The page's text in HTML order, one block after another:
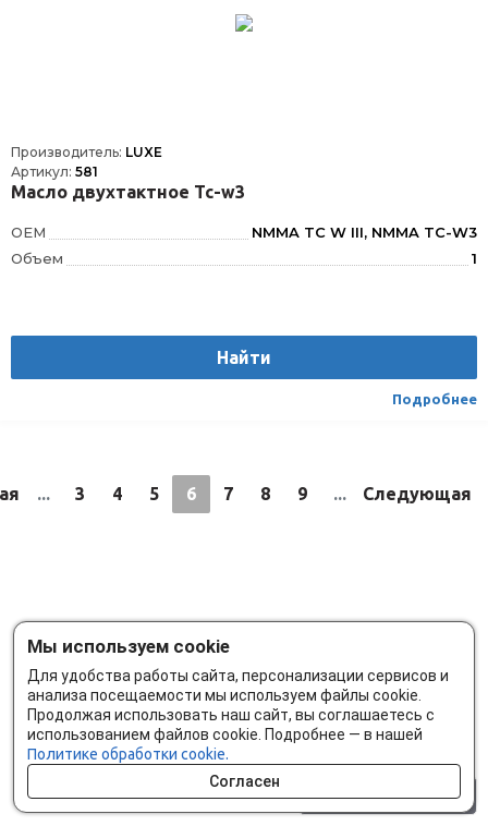
Производитель: LUXE
Артикул: 581
Масло двухтактное Tc-w3
OEM
NMMA TC W III, NMMA TC-W3
Объем
1
Найти
Подробнее
... 3 4 5 6 7 8 9 ... Следующая
Мы используем cookie
Для удобства работы сайта, персонализации сервисов и
анализа посещаемости мы используем файлы cookie.
Продолжая использовать наш сайт, вы соглашаетесь с
использованием файлов cookie. Подробнее — в нашей
Политике обработки cookie.
Согласен